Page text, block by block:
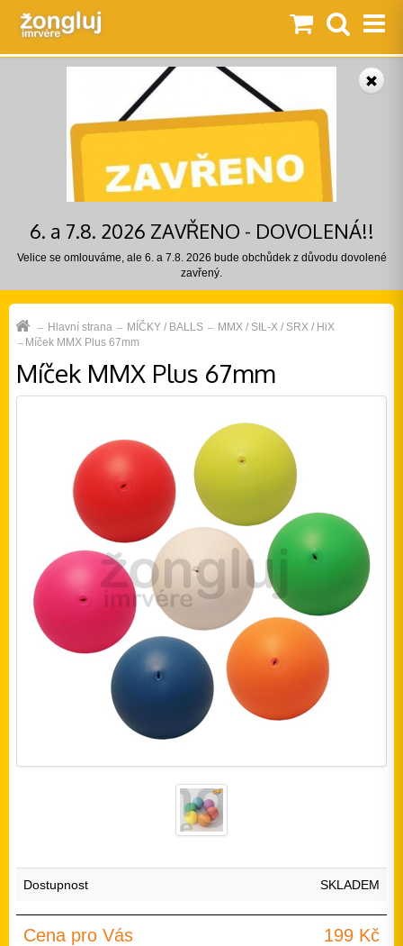
6. a 7.8. 2026 ZAVŘENO - DOVOLENÁ!!
Velice se omlouváme, ale 6. a 7.8. 2026 bude obchůdek z důvodu dovolené
zavřený.
Hlavní strana MÍČKY / BALLS
MMX / SIL-X / SRX / HiX
Míček MMX Plus 67mm
Míček MMX Plus 67mm
Dostupnost SKLADEM
Cena pro Vás 199 Kč